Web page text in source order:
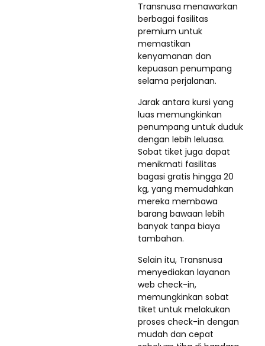
Transnusa menawarkan
berbagai fasilitas
premium untuk
memastikan
kenyamanan dan
kepuasan penumpang
selama perjalanan.
Jarak antara kursi yang
luas memungkinkan
penumpang untuk duduk
dengan lebih leluasa.
Sobat tiket juga dapat
menikmati fasilitas
bagasi gratis hingga 20
kg, yang memudahkan
mereka membawa
barang bawaan lebih
banyak tanpa biaya
tambahan.
Selain itu, Transnusa
menyediakan layanan
web check-in,
memungkinkan sobat
tiket untuk melakukan
proses check-in dengan
mudah dan cepat